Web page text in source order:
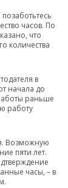
часов. По
что
количества
в
начала до
раньше
работу
Возможную
пяти лет.
часы, – в